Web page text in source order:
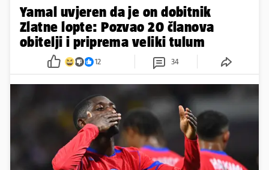
Yamal uvjeren da je on dobitnik
Zlatne lopte: Pozvao 20 članova
obitelji i priprema veliki tulum
12 34